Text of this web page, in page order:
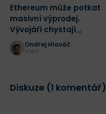
Ethereum může potkat
masivní výprodej.
Vývojáři chystají
radikální změnu sítě
Ondřej Hlaváč
včera
Diskuze (1 komentář)